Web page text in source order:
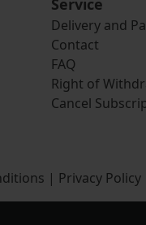
Service
Delivery and
Contact
FAQ
Right of
Cancel
| Privacy Policy